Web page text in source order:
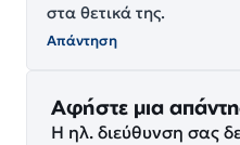
στα θετικά της.
Απάντηση
Αφήστε μια
Η ηλ. διεύθυνση σας